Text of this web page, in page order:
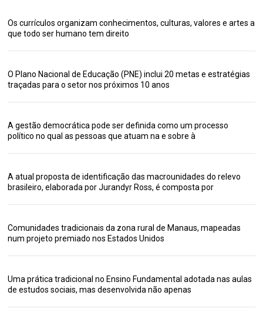
Os currículos organizam conhecimentos, culturas, valores e artes a
que todo ser humano tem direito
O Plano Nacional de Educação (PNE) inclui 20 metas e estratégias
traçadas para o setor nos próximos 10 anos
A gestão democrática pode ser definida como um processo
político no qual as pessoas que atuam na e sobre à
A atual proposta de identificação das macrounidades do relevo
brasileiro, elaborada por Jurandyr Ross, é composta por
Comunidades tradicionais da zona rural de Manaus, mapeadas
num projeto premiado nos Estados Unidos
Uma prática tradicional no Ensino Fundamental adotada nas aulas
de estudos sociais, mas desenvolvida não apenas